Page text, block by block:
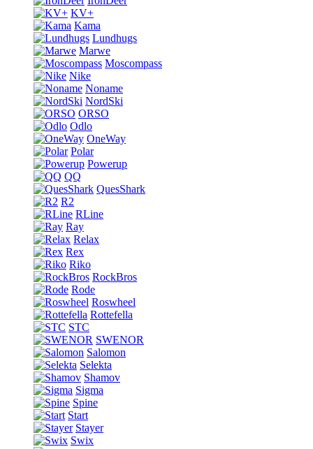
KV+
Kama
Lundhugs
Marwe
Moscompass
Nike
Noname
NordSki
ORSO
Odlo
OneWay
Polar
Powerup
QQ
QuesShark
R2
RLine
Ray
Relax
Rex
Riko
RockBros
Rode
Roswheel
Rottefella
STC
SWENOR
Salomon
Selekta
Shamov
Sigma
Spine
Start
Stayer
Swix